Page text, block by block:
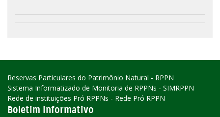
Reservas Particulares do Patrimônio Natural - RPPN
Sistema Informatizado de Monitoria de RPPNs - SIMRPPN
Rede de instituições Pró RPPNs - Rede Pró RPPN
Boletim Informativo